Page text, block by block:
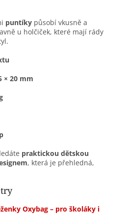
puntíky působí vkusně a
u holčiček, které mají rády
× 20 mm
praktickou dětskou
, která je přehledná,
Oxybag – pro školáky i